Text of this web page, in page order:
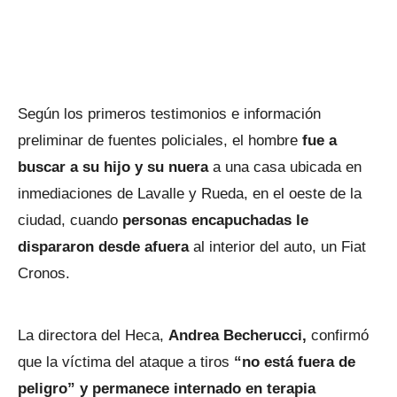
Según los primeros testimonios e información
preliminar de fuentes policiales, el hombre fue a
buscar a su hijo y su nueraa una casa ubicada en
inmediaciones de Lavalle y Rueda, en el oeste de la
ciudad, cuando personas encapuchadas le
dispararon desde afueraal interior del auto, un Fiat
Cronos.
La directora del Heca, Andrea Becherucci, confirmó
que la víctima del ataque a tiros “no está fuera de
peligro” y permanece internado en terapia